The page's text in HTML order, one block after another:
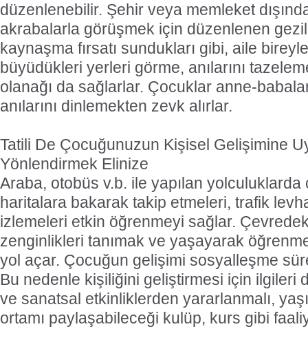
düzenlenebilir. Şehir veya memleket
akrabalarla görüşmek için düzenlenen
kaynaşma fırsatı sundukları gibi, aile
büyüdükleri yerleri görme, anılarını
olanağı da sağlarlar. Çocuklar anne-
anılarını dinlemekten zevk alırlar.
Tatili De Çocuğunuzun Kişisel Gelişimine
Yönlendirmek Elinize
Araba, otobüs v.b. ile yapılan yolculuklarda
haritalara bakarak takip etmeleri, trafik
izlemeleri etkin öğrenmeyi sağlar.
zenginlikleri tanımak ve yaşayarak
yol açar. Çocuğun gelişimi sosyalleşme
Bu nedenle kişiliğini geliştirmesi için ilgileri
ve sanatsal etkinliklerden yararlanmalı,
ortamı paylaşabileceği kulüp, kurs gibi